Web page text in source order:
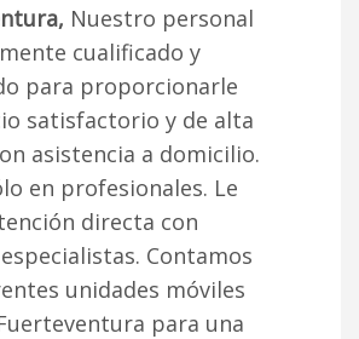
Nuestro personal
cualificado y
para proporcionarle
satisfactorio y de alta
asistencia a domicilio.
en profesionales. Le
directa con
Contamos
unidades móviles
para una